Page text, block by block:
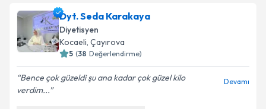
Dyt. Seda Karakaya
Diyetisyen
Kocaeli, Çayırova
5 (38 Değerlendirme)
Bence çok güzeldi şu ana kadar çok güzel kilo
verdim...
Devamı